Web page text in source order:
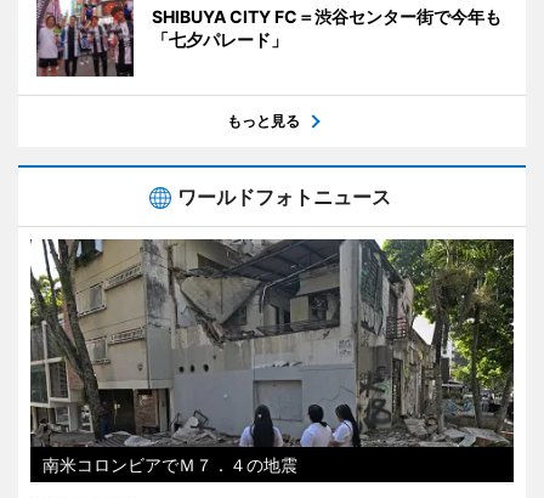
SHIBUYA CITY FC＝渋谷センター街で今年も
「七夕パレード」
もっと見る
ワールドフォトニュース
南米コロンビアでＭ７．４の地震